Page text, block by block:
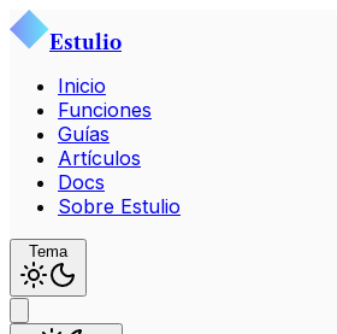
Estulio
Inicio
Funciones
Guías
Artículos
Docs
Sobre Estulio
Tema